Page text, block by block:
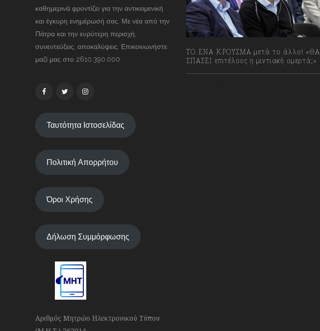
καθημερινά φροντίζει για την αντικειμενική
και έγκυρη ενημέρωσή σας. Με νέα από την
Πάτρα και την ευρύτερη περιοχή,
συνεντεύξεις, αποκαλύψεις. Επικοινωνήστε
μαζί μας στο 2610.390.000
Ταυτότητα Ιστοσελίδας
Πολιτική Απορρήτου
Όροι Χρήσης
Δήλωση Συμμόρφωσης
Αριθμός Μητρώο Ηλεκτρονικού Τύπου
ΤΟ ΕΝΑ ΚΡΟΥΣΜΑ μετά το άλλο! «ΘΑ
ΣΠΑΣΕΙ επιτέλους η μιντιακή ομερτά;»